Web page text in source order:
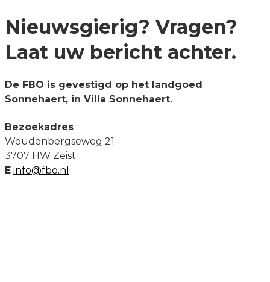
Nieuwsgierig? Vragen?
Laat uw bericht achter.
De FBO is gevestigd op het landgoed
Sonnehaert, in Villa Sonnehaert.
Bezoekadres
Woudenbergseweg 21
3707 HW Zeist
E info@fbo.nl